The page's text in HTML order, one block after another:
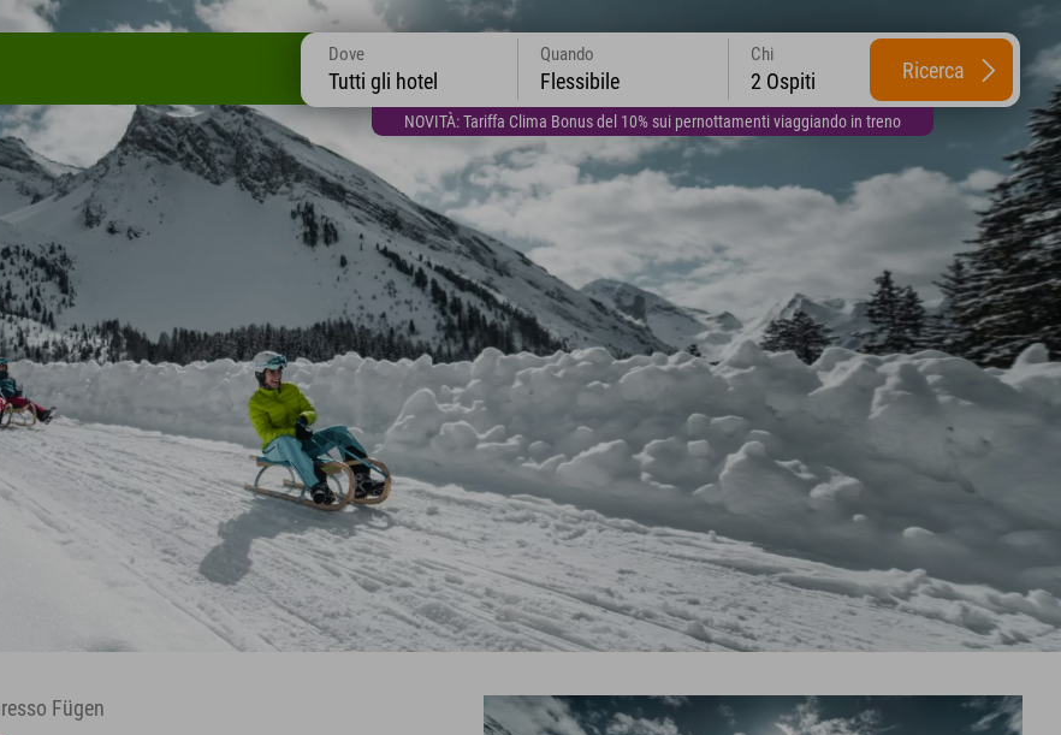
NOVITÀ: Tariffa Clima Bonus del 10% sui pernottamenti viaggiando in treno
Dove
Tutti gli hotel
Quando
Flessibile
Chi
2 Ospiti Ricerca
Fügen